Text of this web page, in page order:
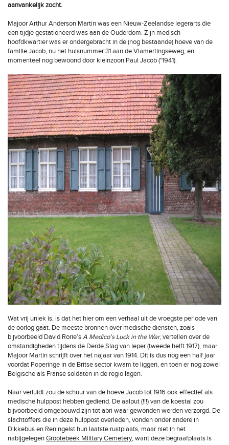
aanvankelijk zocht.
Majoor Arthur Anderson Martin was een Nieuw-Zeelandse legerarts die
een tijdje gestationeerd was aan de Ouderdom. Zijn medisch
hoofdkwartier was er ondergebracht in de (nog bestaande) hoeve van de
familie Jacob, nu het huisnummer 31 aan de Vlamertingseweg, en
momenteel nog bewoond door kleinzoon Paul Jacob (°1941).
Wat vrij uniek is, is dat het hier om een verhaal uit de vroegste periode van
de oorlog gaat. De meeste bronnen over medische diensten, zoals
bijvoorbeeld David Rorie’sA Medico’s Luck in the War, vertellen over de
omstandigheden tijdens de Derde Slag van Ieper (tweede helft 1917), maar
Majoor Martin schrijft over het najaar van 1914. Dit is dus nog een half jaar
voordat Poperinge in de Britse sector kwam te liggen, en toen er nog zowel
Belgische als Franse soldaten in de regio lagen.
Naar verluidt zou de schuur van de hoeve Jacob tot 1916 ook effectief als
medische hulppost hebben gediend. De aalput (!!!) van de koestal zou
bijvoorbeeld omgebouwd zijn tot abri waar gewonden werden verzorgd. De
slachtoffers die in deze hulppost overleden, vonden onder andere in
Dikkebus en Reningelst hun laatste rustplaats, maar niet in het
nabijgelegenGrootebeek Military Cemetery, want deze begraafplaats is